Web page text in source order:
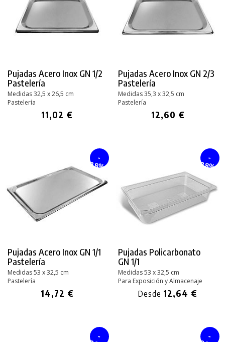
Pujadas Acero Inox GN 1/2
Pastelería
Medidas 32,5 x 26,5 cm
Pastelería
11,02 €
Pujadas Acero Inox GN 2/3
Pastelería
Medidas 35,3 x 32,5 cm
Pastelería
12,60 €
-
28%
Pujadas Acero Inox GN 1/1
Pastelería
Medidas 53 x 32,5 cm
Pastelería
14,72 €
-
28%
Pujadas Policarbonato
GN 1/1
Medidas 53 x 32,5 cm
Para Exposición y Almacenaje
Desde 12,64 €
- -